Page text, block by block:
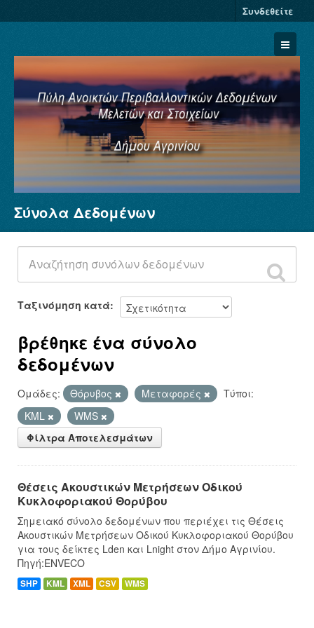
Συνδεθείτε
Σύνολα Δεδομένων
Φορείς
Ομάδες
Σχετικά
Σύνολα Δεδομένων
Ταξινόμηση κατά
βρέθηκε ένα σύνολο
δεδομένων
Ομάδες: Θόρυβος Μεταφορές
Τύποι:
KML
WMS
Φίλτρα Αποτελεσμάτων
Θέσεις Ακουστικών Μετρήσεων Οδικού
Κυκλοφοριακού Θορύβου
Σημειακό σύνολο δεδομένων που περιέχει τις Θέσεις
Ακουστικών Μετρήσεων Οδικού Κυκλοφοριακού Θορύβου
για τους δείκτες Lden και Lnight στον Δήμο Αγρινίου.
Πηγή:ENVECO
SHP KML XML CSV WMS